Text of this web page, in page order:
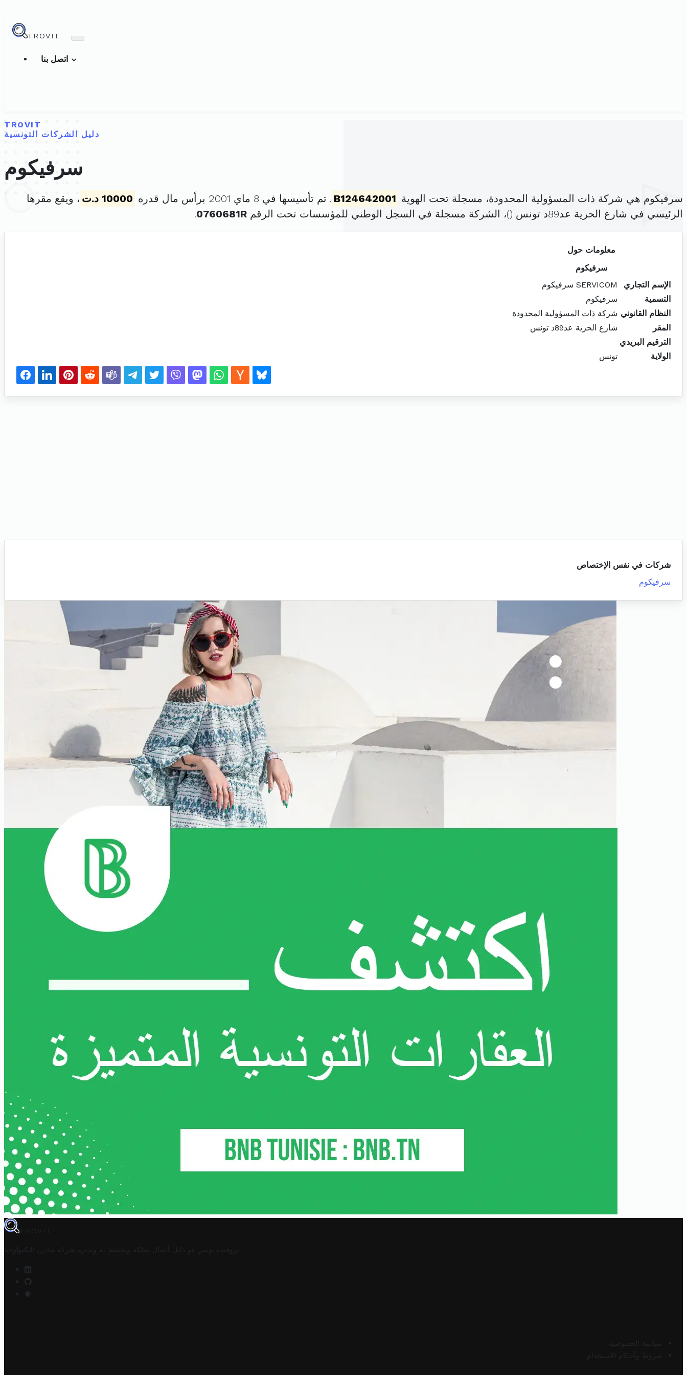
TROVIT
TROVIT
دليل الشركات التونسية
سرفيكوم
سرفيكوم هي شركة ذات المسؤولية المحدودة، مسجلة تحت الهوية B124642001 . تم تأسيسها في 8 ماي 2001 برأس مال قدره 10000 د.ت
، ويقع مقرها
الرئيسي في شارع الحرية عد89د تونس (
)، الشركة مسجلة في السجل الوطني للمؤسسات تحت الرقم 0760681R
.
معلومات حول
سرفيكوم
الإسم التجاري
SERVICOM سرفيكوم
التسمية
سرفيكوم
النظام القانوني شركة ذات المسؤولية المحدودة
المقر
شارع الحرية عد89د تونس
الترقيم البريدي
الولاية
تونس
شركات في نفس الإختصاص
سرفيكوم
TROVIT
تروفيت تونس هو دليل أعمال تملكه وتحتفظ به وتديره شركة مخزن التكنولوجيا
سياسة الخصوصية
شروط وأحكام الاستخدام